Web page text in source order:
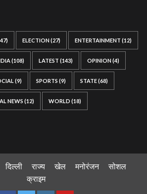
ELECTION(27) ENTERTAINMENT (12)
(108) LATEST (143) OPINION(4)
(9) SPORTS (9) STATE(68)
NEWS (12) WORLD (18)
दिल्ली राज्य खेल मनोरंजन
सोशल
क्राइम